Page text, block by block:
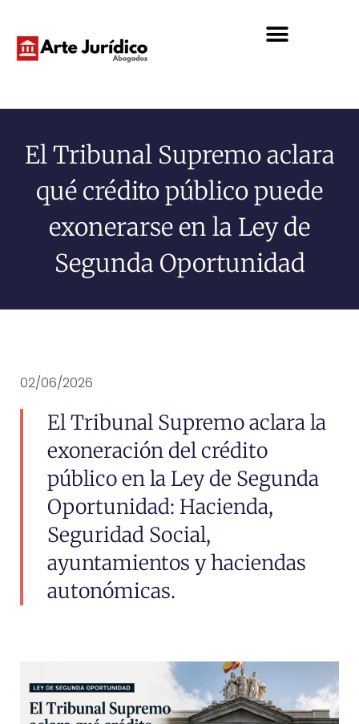
El Tribunal Supremo aclara
qué crédito público puede
exonerarse en la Ley de
Segunda Oportunidad
02/06/2026
El Tribunal Supremo aclara la
exoneración del crédito
público en la Ley de Segunda
Oportunidad: Hacienda,
Seguridad Social,
ayuntamientos y haciendas
autonómicas.